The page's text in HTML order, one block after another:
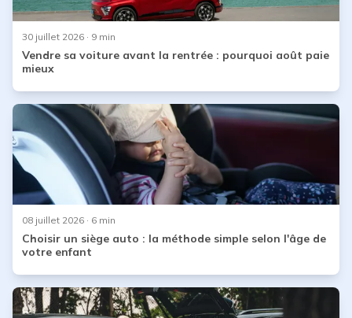
30 juillet 2026 · 9 min
Vendre sa voiture avant la rentrée : pourquoi août paie
mieux
08 juillet 2026 · 6 min
Choisir un siège auto : la méthode simple selon l'âge de
votre enfant